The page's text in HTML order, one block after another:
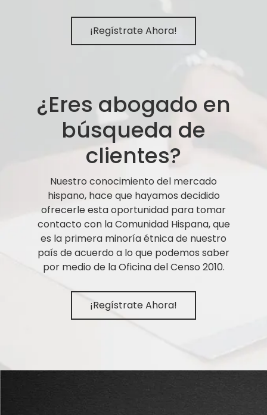
¡Regístrate Ahora!
¿Eres abogado en
búsqueda de
clientes?
Nuestro conocimiento del mercado
hispano, hace que hayamos decidido
ofrecerle esta oportunidad para tomar
contacto con la Comunidad Hispana, que
es la primera minoría étnica de nuestro
país de acuerdo a lo que podemos saber
por medio de la Oficina del Censo 2010.
¡Regístrate Ahora!